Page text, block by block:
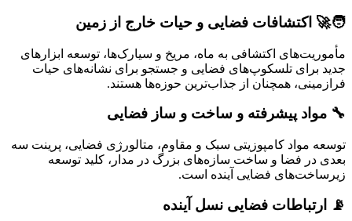
🧑‍🚀 اکتشافات فضایی و حیات خارج از زمین
مأموریت‌های اکتشافی به ماه، مریخ و سیارک‌ها، توسعه ابزارهای
جدید برای تلسکوپ‌های فضایی و جستجو برای نشانه‌های حیات
فرازمینی، همچنان از جذاب‌ترین حوزه‌ها هستند.
🔧 مواد پیشرفته و ساخت و ساز فضایی
توسعه مواد کامپوزیتی سبک و مقاوم، متالورژی فضایی، پرینت سه
بعدی در فضا و ساخت سازه‌های بزرگ در مدار، کلید توسعه
زیرساخت‌های فضایی آینده است.
📡 ارتباطات فضایی نسل آینده